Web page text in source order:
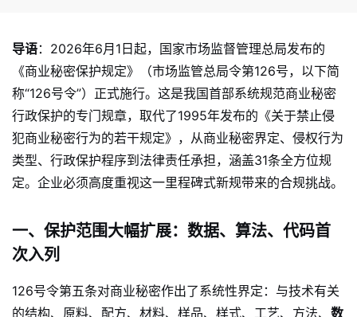
导语：2026年6月1日起，国家市场监督管理总局发布的
《商业秘密保护规定》（市场监管总局令第126号，以下简
称“126号令”）正式施行。这是我国首部系统规范商业秘密
行政保护的专门规章，取代了1995年发布的《关于禁止侵
犯商业秘密行为的若干规定》，从商业秘密界定、侵权行为
类型、行政保护程序到法律责任承担，涵盖31条全方位规
定。企业必须高度重视这一里程碑式新规带来的合规挑战。
一、保护范围大幅扩展：数据、算法、代码首
次入列
126号令第五条对商业秘密作出了系统性界定：与技术有关
的结构、原料、配方、材料、样品、样式、工艺、方法、 数